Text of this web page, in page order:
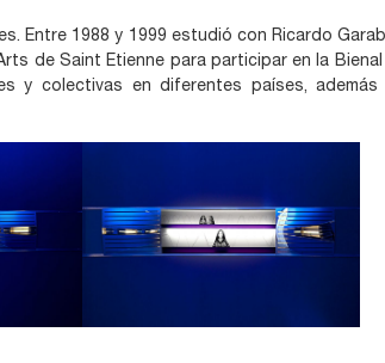
Entre 1988 y 1999 estudió con Ricardo
de Saint Etienne para participar en la
y colectivas en diferentes países, además